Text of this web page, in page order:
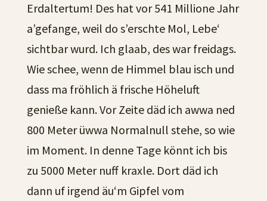
Erdaltertum! Des hat vor 541 Millione Jahr
a’gefange, weil do s’erschte Mol, Lebe‘
sichtbar wurd. Ich glaab, des war freidags.
Wie schee, wenn de Himmel blau isch und
dass ma fröhlich ä frische Höheluft
genieße kann. Vor Zeite däd ich awwa ned
800 Meter üwwa Normalnull stehe, so wie
im Moment. In denne Tage könnt ich bis
zu 5000 Meter nuff kraxle. Dort däd ich
dann uf irgend äu‘m Gipfel vom